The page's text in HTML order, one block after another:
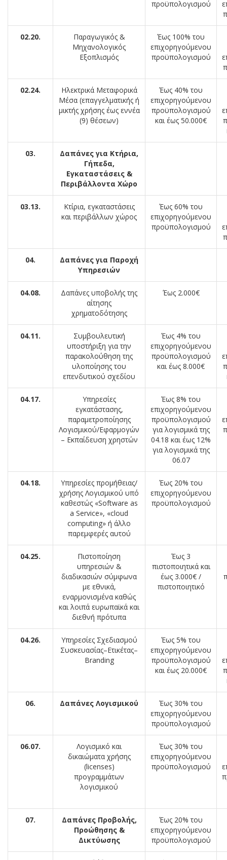
προϋπολογισμού
02.20.
Παραγωγικός &
Μηχανολογικός
Εξοπλισμός
Έως 100% του
επιχορηγούμενου
προϋπολογισμού
02.24.
Ηλεκτρικά Μεταφορικά
Μέσα (επαγγελματικής ή
μικτής χρήσης έως εννέα
(9) θέσεων)
Έως 40% του
επιχορηγούμενου
προϋπολογισμού
και έως 50.000€
03.
Δαπάνες για Κτήρια,
Γήπεδα,
Εγκαταστάσεις &
Περιβάλλοντα Χώρο
03.13.
Κτίρια, εγκαταστάσεις
και περιβάλλων χώρος
Έως 60% του
επιχορηγούμενου
προϋπολογισμού
04.
Δαπάνες για Παροχή
Υπηρεσιών
04.08.
Δαπάνες υποβολής της
αίτησης
χρηματοδότησης
Έως 2.000€
04.11.
Συμβουλευτική
υποστήριξη για την
παρακολούθηση της
υλοποίησης του
επενδυτικού σχεδίου
Έως 4% του
επιχορηγούμενου
προϋπολογισμού
και έως 8.000€
04.17.
Υπηρεσίες
εγκατάστασης,
παραμετροποίησης
Λογισμικού/Εφαρμογών
– Εκπαίδευση χρηστών
Έως 8% του
επιχορηγούμενου
προϋπολογισμού
για λογισμικά της
04.18 και έως 12%
για λογισμικά της
06.07
04.18.
Υπηρεσίες προμήθειας/
χρήσης Λογισμικού υπό
καθεστώς «Software as
a Service», «cloud
computing» ή άλλο
παρεμφερές αυτού
Έως 20% του
επιχορηγούμενου
προϋπολογισμού
04.25.
Πιστοποίηση
υπηρεσιών &
διαδικασιών σύμφωνα
με εθνικά,
εναρμονισμένα καθώς
και λοιπά ευρωπαϊκά και
διεθνή πρότυπα
Έως 3
πιστοποιητικά και
έως 3.000€ /
πιστοποιητικό
04.26.
Υπηρεσίες Σχεδιασμού
Συσκευασίας–Ετικέτας–
Branding
Έως 5% του
επιχορηγούμενου
προϋπολογισμού
και έως 20.000€
06. Δαπάνες Λογισμικού
Έως 30% του
επιχορηγούμενου
προϋπολογισμού
06.07.
Λογισμικό και
δικαιώματα χρήσης
(licenses)
προγραμμάτων
λογισμικού
Έως 30% του
επιχορηγούμενου
προϋπολογισμού
07.
Δαπάνες Προβολής,
Προώθησης &
Δικτύωσης
Έως 20% του
επιχορηγούμενου
προϋπολογισμού